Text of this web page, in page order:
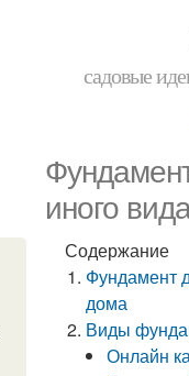
садовые
иного
Содержание
Фундамент
дома
Виды
Онлайн